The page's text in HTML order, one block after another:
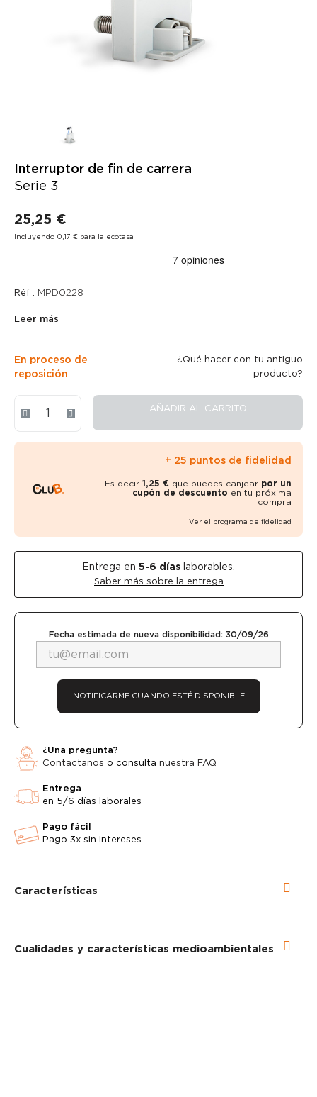
Interruptor de fin de carrera
Serie 3
25,25 €
Incluyendo 0,17 € para la ecotasa
Réf : MPD0228
Leer más
En proceso de
reposición
¿Qué hacer con tu antiguo
producto?
AÑADIR AL CARRITO
+ 25 puntos de fidelidad
Es decir 1,25 € que puedes canjear por un
cupón de descuento en tu próxima
compra
Ver el programa de fidelidad
Entrega en 5-6 días laborables.
Saber más sobre la entrega
Fecha estimada de nueva disponibilidad: 30/09/26
NOTIFICARME CUANDO ESTÉ DISPONIBLE
¿Una pregunta?
Contactanos o consulta nuestra FAQ
Entrega
en 5/6 días laborales
Pago fácil
Pago 3x sin intereses
Características
Cualidades y características medioambientales